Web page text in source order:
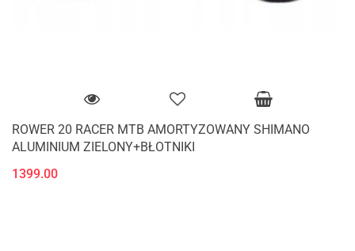
ROWER 20 RACER MTB AMORTYZOWANY SHIMANO
ALUMINIUM ZIELONY+BŁOTNIKI
1399.00